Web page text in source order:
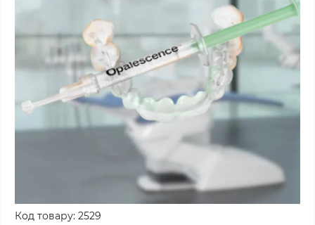
Код товару: 2529